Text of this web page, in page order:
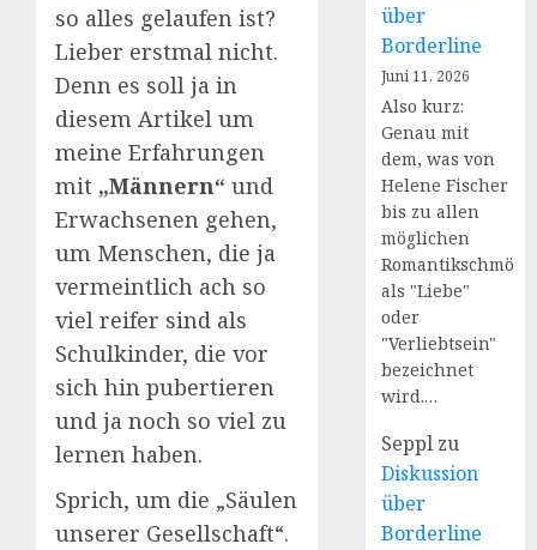
so alles gelaufen ist?
Lieber erstmal nicht.
Denn es soll ja in
diesem Artikel um
meine Erfahrungen
mit „Männern“ und
Erwachsenen gehen,
um Menschen, die ja
vermeintlich ach so
viel reifer sind als
Schulkinder, die vor
sich hin pubertieren
und ja noch so viel zu
lernen haben.
Sprich, um die „Säulen
unserer Gesellschaft“.
über
Borderline
Juni 11, 2026
Also kurz:
Genau mit
dem, was von
Helene Fischer
bis zu allen
möglichen
als "Liebe"
oder
"Verliebtsein"
bezeichnet
wird.…
Seppl zu
Diskussion
über
Borderline